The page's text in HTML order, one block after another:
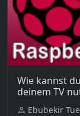
Wie kannst
deinem TV
Ebubekir